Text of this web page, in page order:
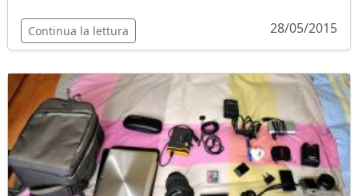
Continua la lettura 28/05/2015